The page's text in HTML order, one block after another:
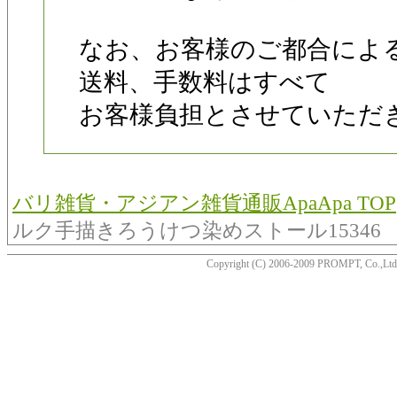
なお、お客様のご都合によ
送料、手数料はすべて
お客様負担とさせていただ
バリ雑貨・アジアン雑貨通販ApaApa TOP
ルク手描きろうけつ染めストール15346
Copyright (C) 2006-2009 PROMPT,